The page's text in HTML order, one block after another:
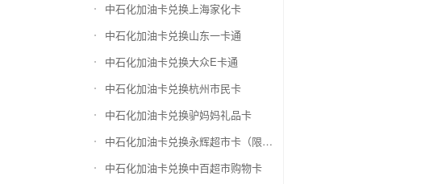
中石化加油卡兑换上海家化卡
中石化加油卡兑换山东一卡通
中石化加油卡兑换大众E卡通
中石化加油卡兑换杭州市民卡
中石化加油卡兑换驴妈妈礼品卡
中石化加油卡兑换永辉超市卡（限实体卡）
中石化加油卡兑换中百超市购物卡